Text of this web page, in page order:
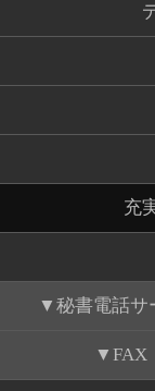
充
秘書電話サ
FAX